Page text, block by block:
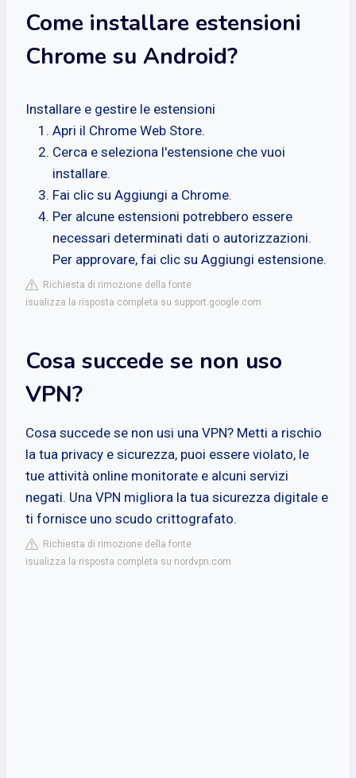
Come installare estensioni
Chrome su Android?
Installare e gestire le estensioni
Apri il Chrome Web Store.
Cerca e seleziona l'estensione che vuoi
installare.
Fai clic su Aggiungi a Chrome.
Per alcune estensioni potrebbero essere
necessari determinati dati o autorizzazioni.
Per approvare, fai clic su Aggiungi estensione.
Richiesta di rimozione della fonte
isualizza la risposta completa su support.google.com
Cosa succede se non uso
VPN?
Cosa succede se non usi una VPN? Metti a rischio
la tua privacy e sicurezza, puoi essere violato, le
tue attività online monitorate e alcuni servizi
negati. Una VPN migliora la tua sicurezza digitale e
ti fornisce uno scudo crittografato.
Richiesta di rimozione della fonte
isualizza la risposta completa su nordvpn.com